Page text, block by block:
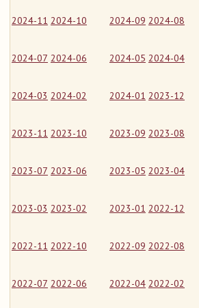
2024-11 2024-10 2024-09 2024-08
2024-07 2024-06 2024-05 2024-04
2024-03 2024-02 2024-01 2023-12
2023-11 2023-10 2023-09 2023-08
2023-07 2023-06 2023-05 2023-04
2023-03 2023-02 2023-01 2022-12
2022-11 2022-10 2022-09 2022-08
2022-07 2022-06 2022-04 2022-02